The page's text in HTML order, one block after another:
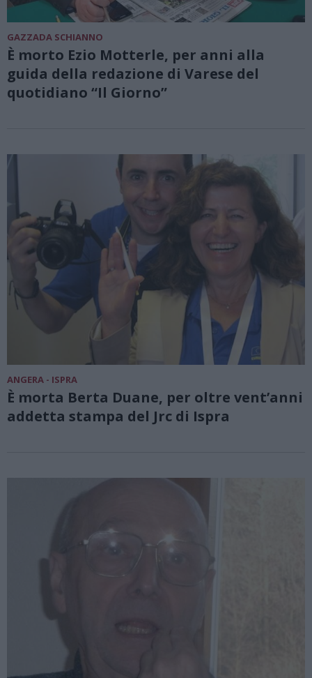
GAZZADA SCHIANNO
È morto Ezio Motterle, per anni alla
guida della redazione di Varese del
quotidiano “Il Giorno”
ANGERA - ISPRA
È morta Berta Duane, per oltre vent’anni
addetta stampa del Jrc di Ispra